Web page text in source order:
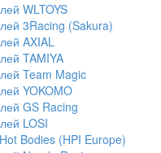
WLTOYS
3Racing (Sakura)
AXIAL
TAMIYA
Team Magic
YOKOMO
GS Racing
LOSI
Bodies (HPI Europe)